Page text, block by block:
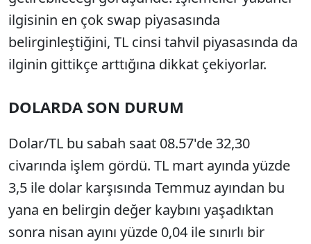
ilgisinin en çok swap piyasasında
belirginleştiğini, TL cinsi tahvil piyasasında da
ilginin gittikçe arttığına dikkat çekiyorlar.
DOLARDA SON DURUM
Dolar/TL bu sabah saat 08.57'de 32,30
civarında işlem gördü. TL mart ayında yüzde
3,5 ile dolar karşısında Temmuz ayından bu
yana en belirgin değer kaybını yaşadıktan
sonra nisan ayını yüzde 0,04 ile sınırlı bir